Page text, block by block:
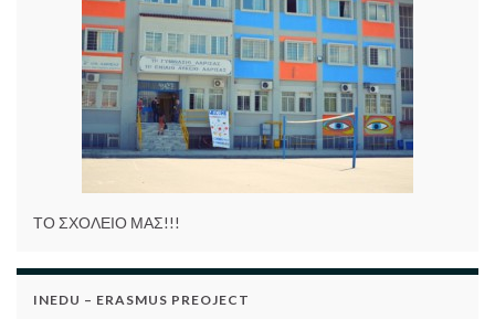
ΤΟ ΣΧΟΛΕΙΟ ΜΑΣ!!!
INEDU – ERASMUS PREOJECT